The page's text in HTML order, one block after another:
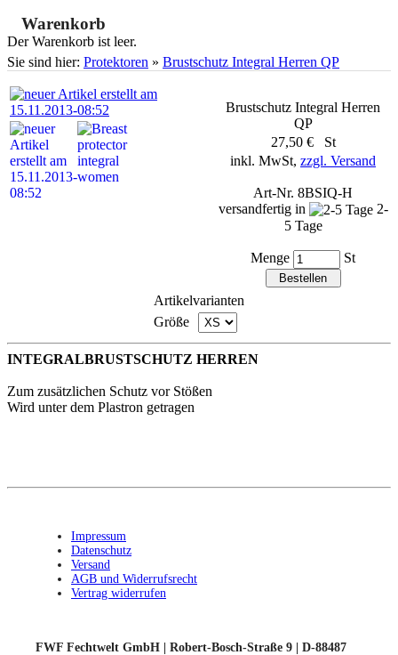
Warenkorb
Der Warenkorb ist leer.
Sie sind hier: Protektoren » Brustschutz Integral Herren QP
Brustschutz Integral Herren
QP
27,50 € St
inkl. MwSt, zzgl. Versand
Art-Nr. 8BSIQ-H
versandfertig in
2-
5 Tage
Menge St
Artikelvarianten
Größe
INTEGRALBRUSTSCHUTZ HERREN
Zum zusätzlichen Schutz vor Stößen
Wird unter dem Plastron getragen
Impressum
Datenschutz
Versand
AGB und Widerrufsrecht
Vertrag widerrufen
FWF Fechtwelt GmbH | Robert-Bosch-Straße 9 | D-88487